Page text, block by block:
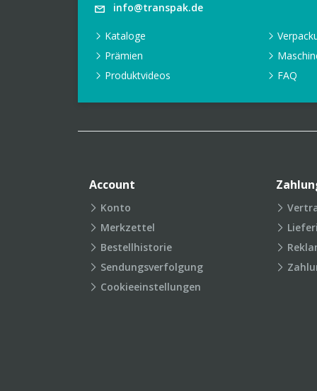
info@transpak.de
Kataloge
Prämien
Produktvideos
FAQ
Account
Konto
Merkzettel
Bestellhistorie
Sendungsverfolgung
Cookieeinstellungen